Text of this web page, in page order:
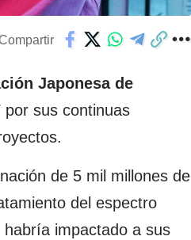
Japonesa de
por sus continuas
de 5 mil millones de
del espectro
habría impactado a sus